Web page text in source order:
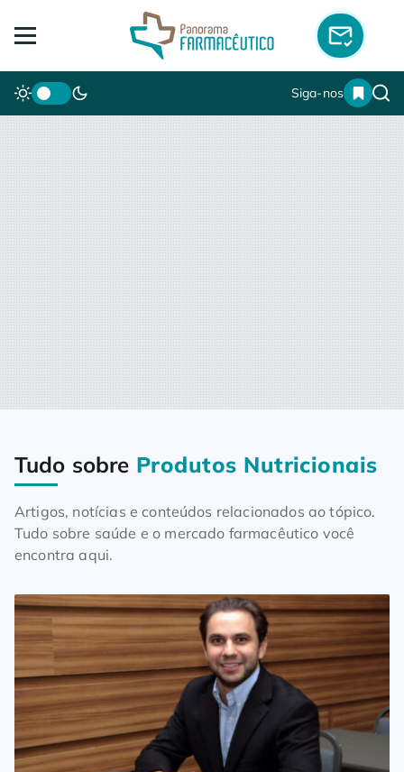
Siga-nos
Home Blog Tudo sobre Produtos Nutricionais
Tudo sobre Produtos Nutricionais
Artigos, notícias e conteúdos relacionados ao tópico.
Tudo sobre saúde e o mercado farmacêutico você
encontra aqui.